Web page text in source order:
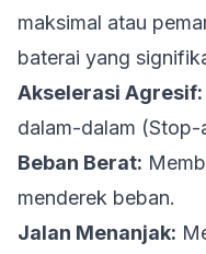
maksimal atau
baterai yang
Akselerasi Agresif:
dalam-dalam (Stop-
Beban Berat:
menderek beban.
Jalan Menanjak: